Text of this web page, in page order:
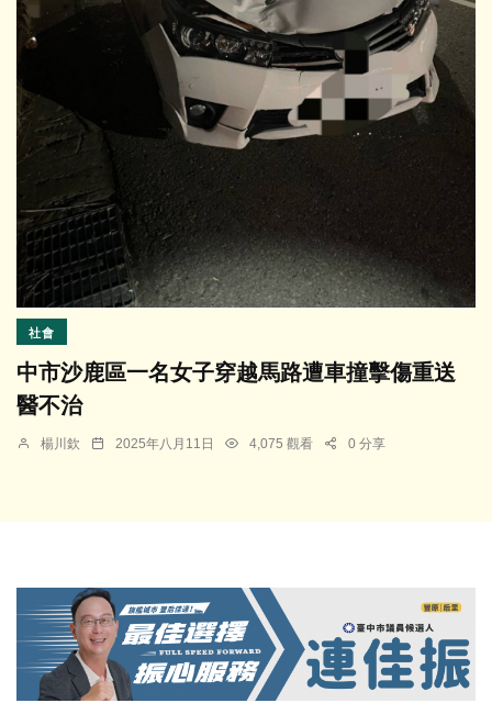
社會
中市沙鹿區一名女子穿越馬路遭車撞擊傷重送
醫不治
楊川欽 2025年八月11日 4,075 觀看 0 分享